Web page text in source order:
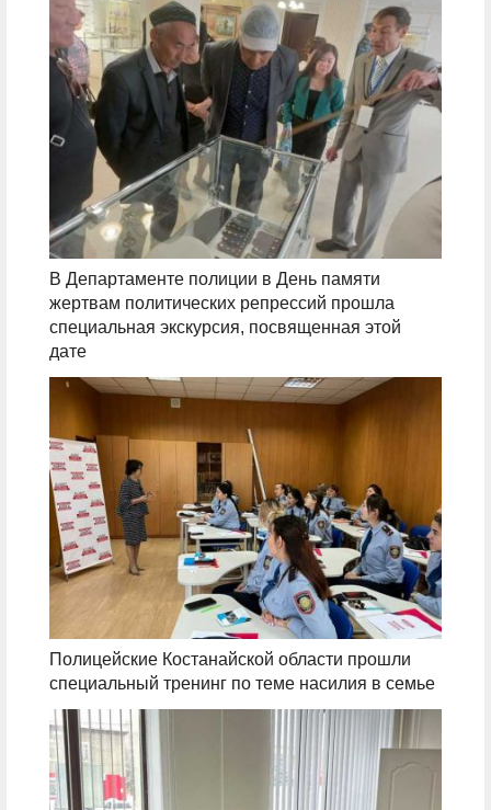
В Департаменте полиции в День памяти
жертвам политических репрессий прошла
специальная экскурсия, посвященная этой
дате
Полицейские Костанайской области прошли
специальный тренинг по теме насилия в семье